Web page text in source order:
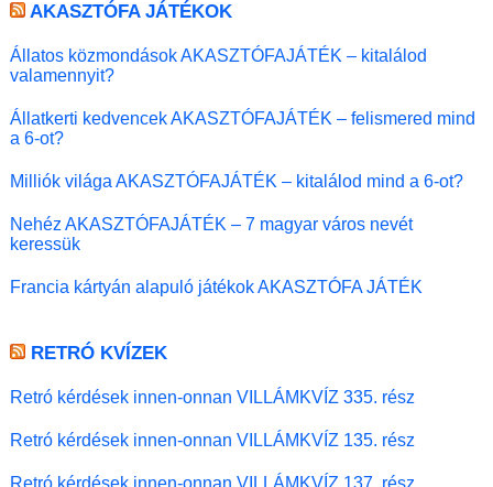
AKASZTÓFA JÁTÉKOK
Állatos közmondások AKASZTÓFAJÁTÉK – kitalálod
valamennyit?
Állatkerti kedvencek AKASZTÓFAJÁTÉK – felismered mind
a 6-ot?
Milliók világa AKASZTÓFAJÁTÉK – kitalálod mind a 6-ot?
Nehéz AKASZTÓFAJÁTÉK – 7 magyar város nevét
keressük
Francia kártyán alapuló játékok AKASZTÓFA JÁTÉK
RETRÓ KVÍZEK
Retró kérdések innen-onnan VILLÁMKVÍZ 335. rész
Retró kérdések innen-onnan VILLÁMKVÍZ 135. rész
Retró kérdések innen-onnan VILLÁMKVÍZ 137. rész